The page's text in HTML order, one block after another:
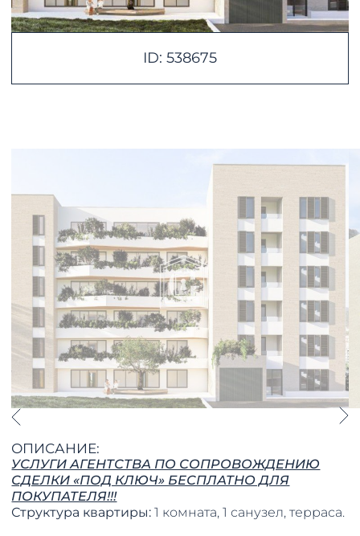
ID: 538675
ОПИСАНИЕ:
УСЛУГИ АГЕНТСТВА ПО СОПРОВОЖДЕНИЮ
СДЕЛКИ «ПОД КЛЮЧ» БЕСПЛАТНО ДЛЯ
ПОКУПАТЕЛЯ!!!
Структура квартиры: 1 комната, 1 санузел, терраса.